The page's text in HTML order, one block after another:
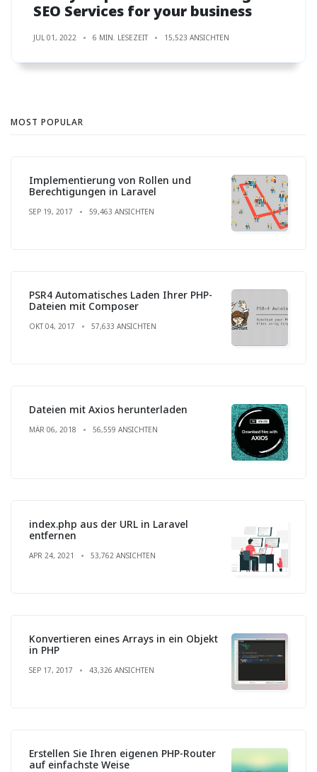
SEO Services for your business
JUL 01, 2022 6 MIN. LESEZEIT 15,523 ANSICHTEN
MOST POPULAR
Implementierung von Rollen und
Berechtigungen in Laravel
SEP 19, 2017 59,463 ANSICHTEN
PSR4 Automatisches Laden Ihrer PHP-
Dateien mit Composer
OKT 04, 2017 57,633 ANSICHTEN
Dateien mit Axios herunterladen
MÄR 06, 2018 56,559 ANSICHTEN
index.php aus der URL in Laravel
entfernen
APR 24, 2021 53,762 ANSICHTEN
Konvertieren eines Arrays in ein Objekt
in PHP
SEP 17, 2017 43,326 ANSICHTEN
Erstellen Sie Ihren eigenen PHP-Router
auf einfachste Weise